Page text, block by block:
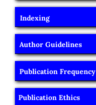
Indexing
Author Guidelines
Publication Frequency
Publication Ethics